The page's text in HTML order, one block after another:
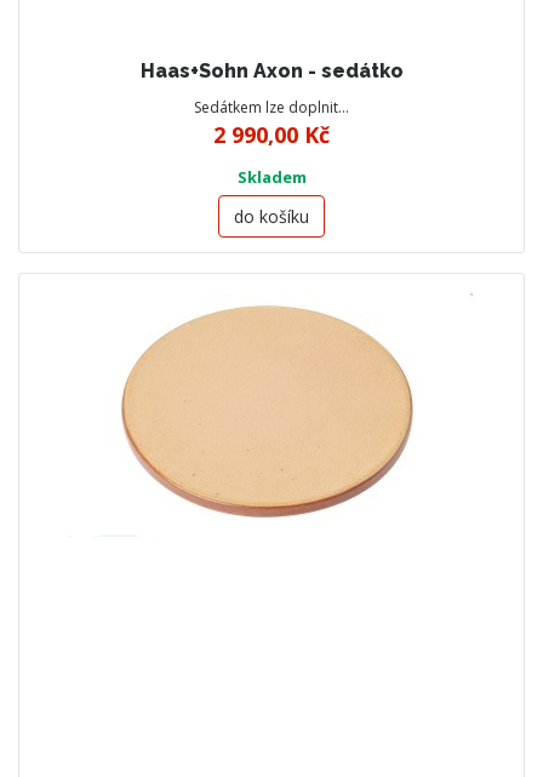
Haas+Sohn Axon - sedátko
Sedátkem lze doplnit…
2 990,00 Kč
Skladem
do košíku